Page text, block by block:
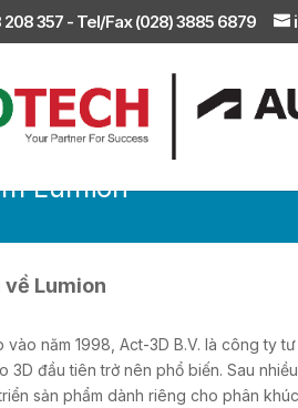
208 357 - Tel/Fax (028) 3885 6879
Lumion
Lumion
vào năm 1998, Act-3D B.V. là công ty
3D đầu tiên trở nên phổ biến. Sau
sản phẩm dành riêng cho phân